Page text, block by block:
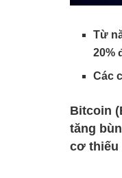
Từ
20%
Các
Bitcoin
tăng
cơ thiếu